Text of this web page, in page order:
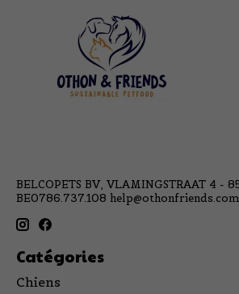
BELCOPETS BV, VLAMINGSTRAAT 4 -
BE0786.737.108 help@othonfriends.com
Catégories
Chiens